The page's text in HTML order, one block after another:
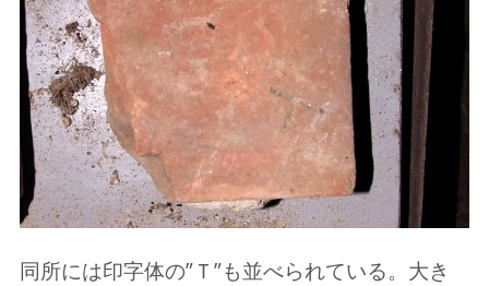
同所には印字体の”Ｔ”も並べられている。大き